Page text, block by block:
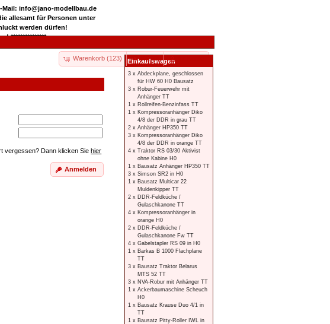
Mail: info@jano-modellbau.de
allesamt für Personen unter
werden dürfen!
***************
Warenkorb (123) Kasse
vergessen? Dann klicken Siehier
Anmelden
Einkaufswagen
3 x Abdeckplane, geschlossen
für HW 60 H0 Bausatz
3 x Robur-Feuerwehr mit
Anhänger TT
1 x Rollreifen-Benzinfass TT
1 x Kompressoranhänger Diko
4/8 der DDR in grau TT
2 x Anhänger HP350 TT
3 x Kompressoranhänger Diko
4/8 der DDR in orange TT
4 x Traktor RS 03/30 Aktivist
ohne Kabine H0
1 x Bausatz Anhänger HP350 TT
3 x Simson SR2 in H0
1 x Bausatz Multicar 22
Muldenkipper TT
2 x DDR-Feldküche /
Gulaschkanone TT
4 x Kompressoranhänger in
orange H0
2 x DDR-Feldküche /
Gulaschkanone Fw TT
4 x Gabelstapler RS 09 in H0
1 x Barkas B 1000 Flachplane
TT
3 x Bausatz Traktor Belarus
MTS 52 TT
3 x NVA-Robur mit Anhänger TT
1 x Ackerbaumaschine Scheuch
H0
1 x Bausatz Krause Duo 4/1 in
TT
1 x Bausatz Pitty-Roller IWL in